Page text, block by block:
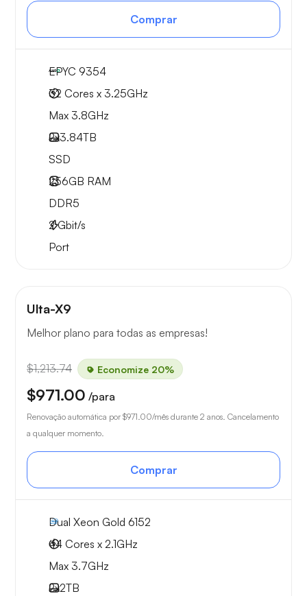
Comprar
EPYC 9354
32 Cores x 3.25GHz
Max 3.8GHz
2x3.84TB
SSD
256GB RAM
DDR5
2Gbit/s
Port
Ulta-X9
Melhor plano para todas as empresas!
$1,213.74 Economize 20%
$971.00 /para
Renovação automática por $971.00/mês durante 2 anos. Cancelamento
a qualquer momento.
Comprar
Dual Xeon Gold 6152
44 Cores x 2.1GHz
Max 3.7GHz
2x2TB